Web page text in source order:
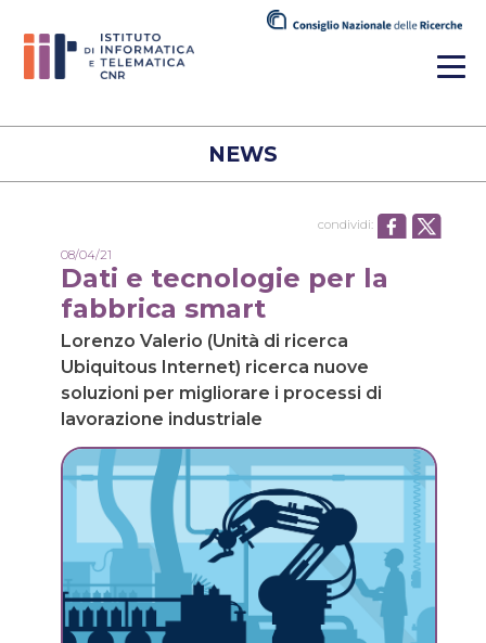
NEWS
condividi:
08/04/21
Dati e tecnologie per la
fabbrica smart
Lorenzo Valerio (Unità di ricerca
Ubiquitous Internet) ricerca nuove
soluzioni per migliorare i processi di
lavorazione industriale